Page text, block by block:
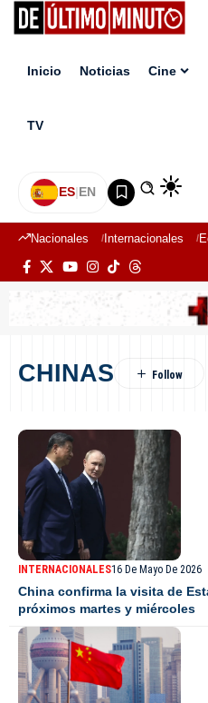
Inicio Noticias Cine
TV
ES|EN
Nacionales Internacionales
CHINAS
INTERNACIONALES16 De Mayo De 2026
China confirma la visita de
próximos martes y miércoles